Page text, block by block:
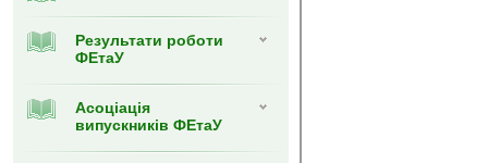
Результати роботи
ФЕтаУ
Асоціація
випускників ФЕтаУ